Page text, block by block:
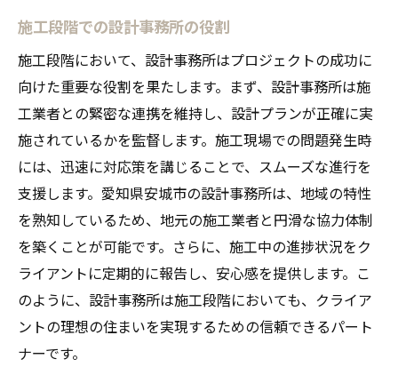
施工段階での設計事務所の役割
施工段階において、設計事務所はプロジェクトの成功に
向けた重要な役割を果たします。まず、設計事務所は施
工業者との緊密な連携を維持し、設計プランが正確に実
施されているかを監督します。施工現場での問題発生時
には、迅速に対応策を講じることで、スムーズな進行を
支援します。愛知県安城市の設計事務所は、地域の特性
を熟知しているため、地元の施工業者と円滑な協力体制
を築くことが可能です。さらに、施工中の進捗状況をク
ライアントに定期的に報告し、安心感を提供します。こ
のように、設計事務所は施工段階においても、クライア
ントの理想の住まいを実現するための信頼できるパート
ナーです。